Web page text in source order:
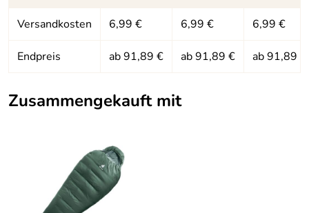
Versandkosten 6,99 € 6,99 € 6,99 €
Endpreis ab 91,89 € ab 91,89 € ab 91,89 €
Zusammengekauft mit